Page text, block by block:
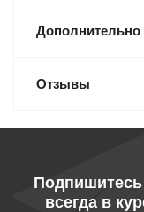
Дополнительно
Отзывы
всегда в